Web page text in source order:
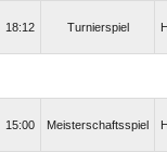
18:12 Turnierspiel
15:00 Meisterschaftsspiel